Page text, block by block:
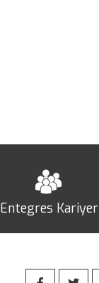
Entegres Kariyer